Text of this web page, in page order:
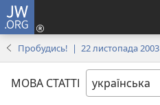
JW.ORG
Пробудись! | 22 листопада 2003
МОВА СТАТТІ